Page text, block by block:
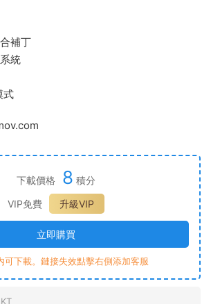
補丁
統
式
下載價格 8 積分
VIP免費
升級VIP
立即購買
可下載。鏈接失效點擊右側添加客服